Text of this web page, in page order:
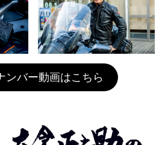
ンバー動画はこちら